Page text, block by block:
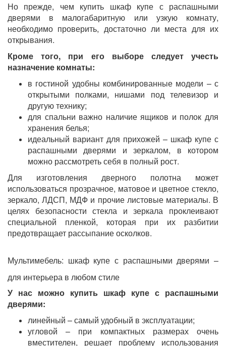
Но прежде, чем купить шкаф купе с распашными
дверями в малогабаритную или узкую комнату,
необходимо проверить, достаточно ли места для их
открывания.
Кроме того, при его выборе следует учесть
назначение комнаты:
в гостиной удобны комбинированные модели – с
открытыми полками, нишами под телевизор и
другую технику;
для спальни важно наличие ящиков и полок для
хранения белья;
идеальный вариант для прихожей – шкаф купе с
распашными дверями и зеркалом, в котором
можно рассмотреть себя в полный рост.
Для изготовления дверного полотна может
использоваться прозрачное, матовое и цветное стекло,
зеркало, ЛДСП, МДФ и прочие листовые материалы. В
целях безопасности стекла и зеркала проклеивают
специальной пленкой, которая при их разбитии
предотвращает рассыпание осколков.
Мультимебель: шкаф купе с распашными дверями –
для интерьера в любом стиле
У нас можно купить шкаф купе с распашными
дверями:
линейный – самый удобный в эксплуатации;
угловой – при компактных размерах очень
вместителен, решает проблему использования